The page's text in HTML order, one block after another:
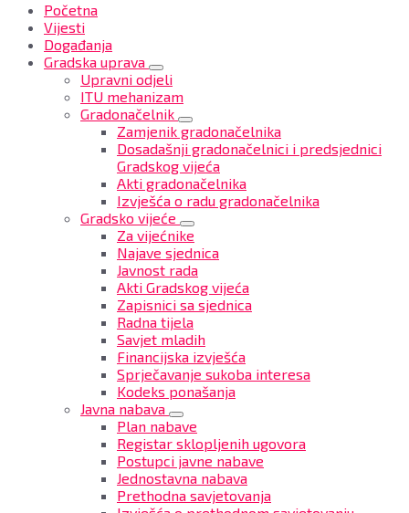
Početna
Vijesti
Događanja
Gradska uprava
Upravni odjeli
ITU mehanizam
Gradonačelnik
Zamjenik gradonačelnika
Dosadašnji gradonačelnici i predsjednici
Gradskog vijeća
Akti gradonačelnika
Izvješća o radu gradonačelnika
Gradsko vijeće
Za vijećnike
Najave sjednica
Javnost rada
Akti Gradskog vijeća
Zapisnici sa sjednica
Radna tijela
Savjet mladih
Financijska izvješća
Sprječavanje sukoba interesa
Kodeks ponašanja
Javna nabava
Plan nabave
Registar sklopljenih ugovora
Postupci javne nabave
Jednostavna nabava
Prethodna savjetovanja